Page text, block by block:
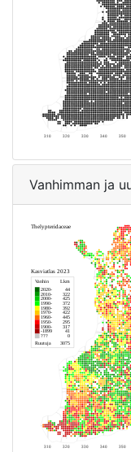
Vanhimman ja